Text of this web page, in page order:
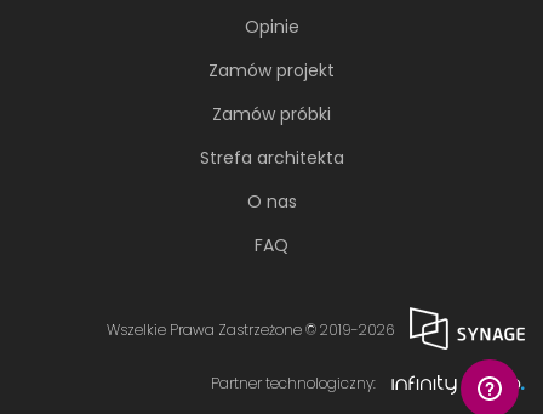
Opinie
Zamów projekt
Zamów próbki
Strefa architekta
O nas
FAQ
Wszelkie Prawa Zastrzeżone © 2019-2026
Partner technologiczny: